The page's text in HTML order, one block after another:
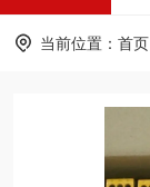
当前位置： 首页